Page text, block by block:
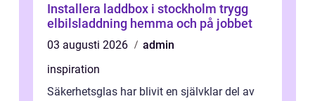
Installera laddbox i stockholm trygg
elbilsladdning hemma och på jobbet
03 augusti 2026
admin
inspiration
Säkerhetsglas har blivit en självklar del av